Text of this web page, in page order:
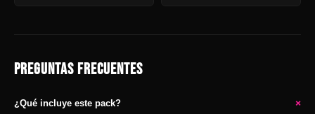
PREGUNTAS FRECUENTES
¿Qué incluye este pack? +